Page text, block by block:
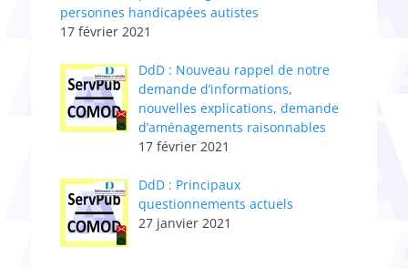
personnes handicapées autistes
17 février 2021
DdD : Nouveau rappel de notre
demande d’informations,
nouvelles explications, demande
d’aménagements raisonnables
17 février 2021
DdD : Principaux
questionnements actuels
27 janvier 2021